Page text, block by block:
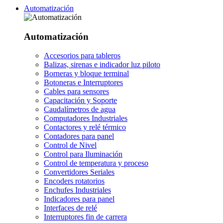
Automatización
Automatización
Accesorios para tableros
Balizas, sirenas e indicador luz piloto
Borneras y bloque terminal
Botoneras e Interruptores
Cables para sensores
Capacitación y Soporte
Caudalímetros de agua
Computadores Industriales
Contactores y relé térmico
Contadores para panel
Control de Nivel
Control para Iluminación
Control de temperatura y proceso
Convertidores Seriales
Encoders rotatorios
Enchufes Industriales
Indicadores para panel
Interfaces de relé
Interruptores fin de carrera